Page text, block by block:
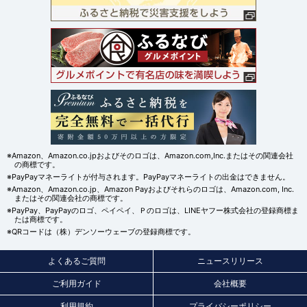
※Amazon、Amazon.co.jpおよびそのロゴは、Amazon.com,Inc.またはその関連会社
の商標です。
※PayPayマネーライトが付与されます。PayPayマネーライトの出金はできません。
※Amazon、Amazon.co.jp、Amazon Payおよびそれらのロゴは、Amazon.com, Inc.
またはその関連会社の商標です。
※PayPay、PayPayのロゴ、ペイペイ、Ｐのロゴは、LINEヤフー株式会社の登録商標ま
たは商標です。
※QRコードは（株）デンソーウェーブの登録商標です。
よくあるご質問 ニュースリリース
ご利用ガイド 会社概要